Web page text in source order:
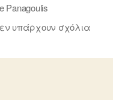
Panagoulis
υπάρχουν σχόλιαστο